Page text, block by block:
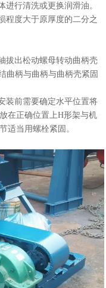
行清洗或更换润滑油。
程度大于原厚度的二分之
拔出松动螺母转动曲柄壳
曲柄与曲柄与曲柄壳紧固
装前需要确定水平位置将
在正确位置上H形架与机
适当用螺栓紧固。